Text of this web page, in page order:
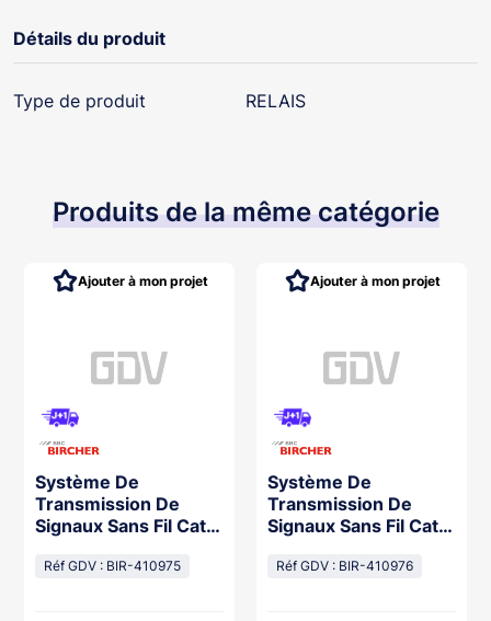
Détails du produit
Type de produit RELAIS
Produits de la même catégorie
Système De
Transmission De
Signaux Sans Fil Cat
Réf GDV : BIR-410975
Ajouter à mon projet
Système De
Transmission De
Signaux Sans Fil Cat
Réf GDV : BIR-410976
Ajouter à mon projet